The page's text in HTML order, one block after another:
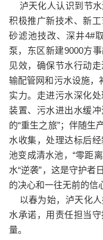
泸天化人认识到节水
积极推广新技术、新
砂滤池技改、深井4#
泵，东区新建9000方
见效，确保节水行动
输配管网和污水设施，
实力。走进污水深化
装置、污水进出水缓
的“重生之旅”；伴随生
水收集，处理达标后
池变成清水池，“零距
水“逆袭”，这是守护者
的决心和一往无前的信
以春为始，泸天化人
水承诺，用责任担当
量。